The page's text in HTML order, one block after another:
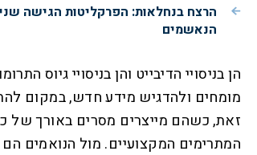
הרצח בנחלאות: הפרקליטות הגישה
הנאשמים
מומחים ולהדגיש מידע חדש, במקום
זאת, כשהם מייצרים מסרים באורך